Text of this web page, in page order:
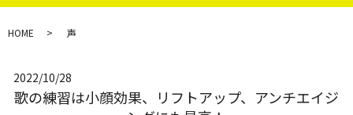
HOME 声
2022/10/28
歌の練習は小顔効果、リフトアップ、アンチエイジ